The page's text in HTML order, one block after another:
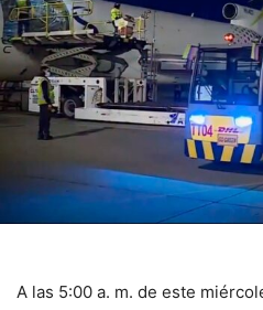
A las 5:00 a. m. de este